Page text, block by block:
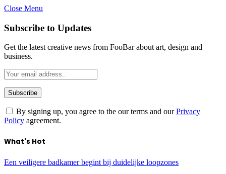
Close Menu
Subscribe to Updates
Get the latest creative news from FooBar about art, design and
business.
By signing up, you agree to the our terms and ourPrivacy
Policy agreement.
What's Hot
Een veiligere badkamer begint bij duidelijke loopzones